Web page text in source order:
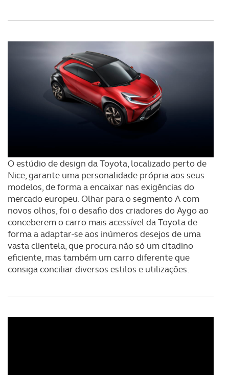
O estúdio de design da Toyota, localizado perto de
Nice, garante uma personalidade própria aos seus
modelos, de forma a encaixar nas exigências do
mercado europeu. Olhar para o segmento A com
novos olhos, foi o desafio dos criadores do Aygo ao
conceberem o carro mais acessível da Toyota de
forma a adaptar-se aos inúmeros desejos de uma
vasta clientela, que procura não só um citadino
eficiente, mas também um carro diferente que
consiga conciliar diversos estilos e utilizações.